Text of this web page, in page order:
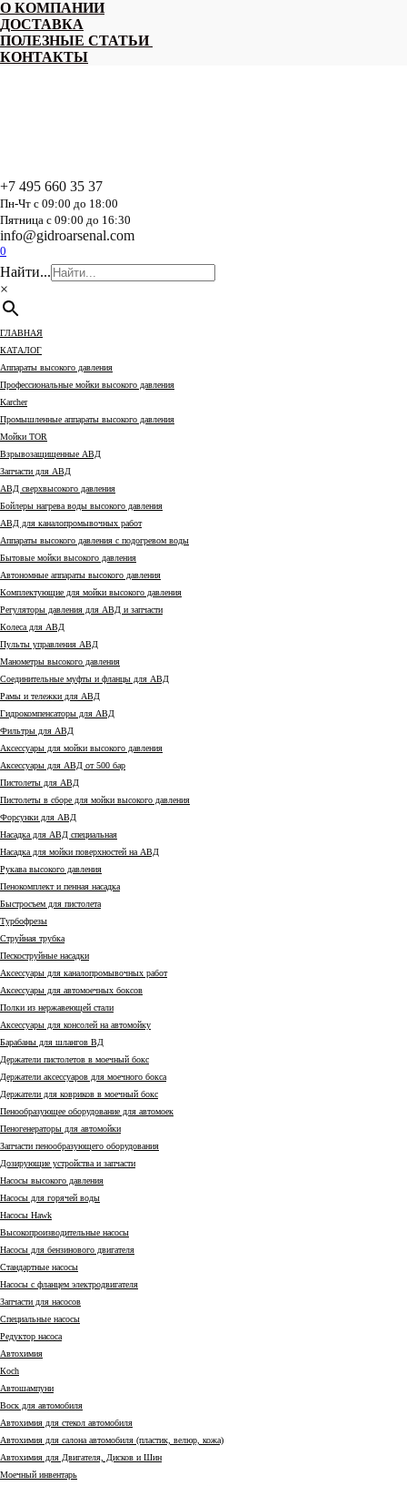
Перейти
к
содержанию
О КОМПАНИИ
ДОСТАВКА
ПОЛЕЗНЫЕ СТАТЬИ
КОНТАКТЫ
+7 495 660 35 37
Пн-Чт с 09:00 до 18:00
Пятница с 09:00 до 16:30
info@gidroarsenal.com
0
Найти...
×
ГЛАВНАЯ
КАТАЛОГ
Аппараты высокого давления
Профессиональные мойки высокого давления
Karcher
Промышленные аппараты высокого давления
Мойки TOR
Взрывозащищенные АВД
Запчасти для АВД
АВД сверхвысокого давления
Бойлеры нагрева воды высокого давления
АВД для каналопромывочных работ
Аппараты высокого давления с подогревом воды
Бытовые мойки высокого давления
Автономные аппараты высокого давления
Комплектующие для мойки высокого давления
Регуляторы давления для АВД и запчасти
Колеса для АВД
Пульты управления АВД
Манометры высокого давления
Соединительные муфты и фланцы для АВД
Рамы и тележки для АВД
Гидрокомпенсаторы для АВД
Фильтры для АВД
Аксессуары для мойки высокого давления
Аксессуары для АВД от 500 бар
Пистолеты для АВД
Пистолеты в сборе для мойки высокого давления
Форсунки для АВД
Насадка для АВД специальная
Насадка для мойки поверхностей на АВД
Рукава высокого давления
Пенокомплект и пенная насадка
Быстросъем для пистолета
Турбофрезы
Струйная трубка
Пескоструйные насадки
Аксессуары для каналопромывочных работ
Аксессуары для автомоечных боксов
Полки из нержавеющей стали
Аксессуары для консолей на автомойку
Барабаны для шлангов ВД
Держатели пистолетов в моечный бокс
Держатели аксессуаров для моечного бокса
Держатели для ковриков в моечный бокс
Пенообразующее оборудование для автомоек
Пеногенераторы для автомойки
Запчасти пенообразующего оборудования
Дозирующие устройства и запчасти
Насосы высокого давления
Насосы для горячей воды
Насосы Hawk
Высокопроизводительные насосы
Насосы для бензинового двигателя
Стандартные насосы
Насосы с фланцем электродвигателя
Запчасти для насосов
Специальные насосы
Редуктор насоса
Автохимия
Коch
Автошампуни
Воск для автомобиля
Автохимия для стекол автомобиля
Автохимия для салона автомобиля (пластик, велюр, кожа)
Автохимия для Двигателя, Дисков и Шин
Моечный инвентарь